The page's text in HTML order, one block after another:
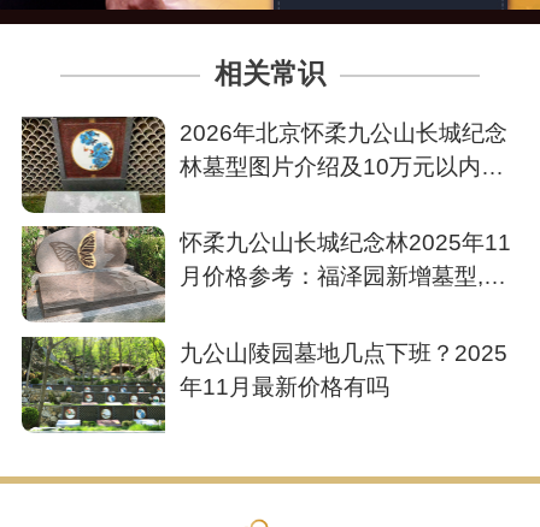
相关常识
2026年北京怀柔九公山长城纪念
林墓型图片介绍及10万元以内价
怀柔九公山长城纪念林2025年11
月价格参考：福泽园新增墓型,选
九公山陵园墓地几点下班？2025
年11月最新价格有吗